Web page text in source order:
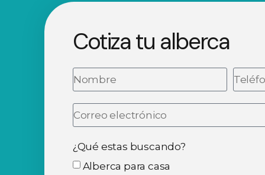
Cotiza tu alberca
¿Qué estas buscando?
Alberca para casa